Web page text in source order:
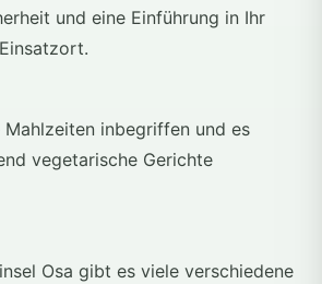
und eine Einführung in Ihr
Mahlzeiten inbegriffen und es
vegetarische Gerichte
Osa gibt es viele verschiedene